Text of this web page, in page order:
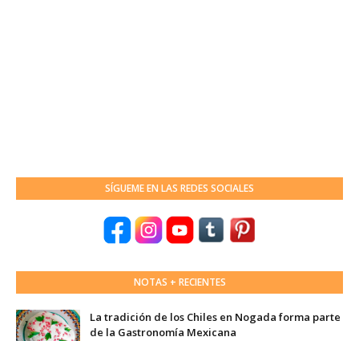
SÍGUEME EN LAS REDES SOCIALES
NOTAS + RECIENTES
La tradición de los Chiles en Nogada forma parte
de la Gastronomía Mexicana